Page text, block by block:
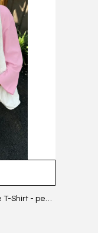
Kadın Suprem Likralı Oversize T-Shirt - pembe